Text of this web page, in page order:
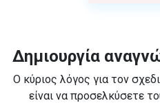
Δημιουργία
Ο κύριος λόγος για τον
είναι να προσελκύσετε